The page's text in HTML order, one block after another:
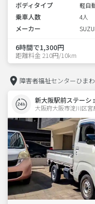
ボディタイプ 軽自
乗車人数 4人
メーカー
6時間で1,300円
距離料金 210円/10km
障害者福祉センターひま
新大阪駅前ステーシ
大阪府大阪市淀川区